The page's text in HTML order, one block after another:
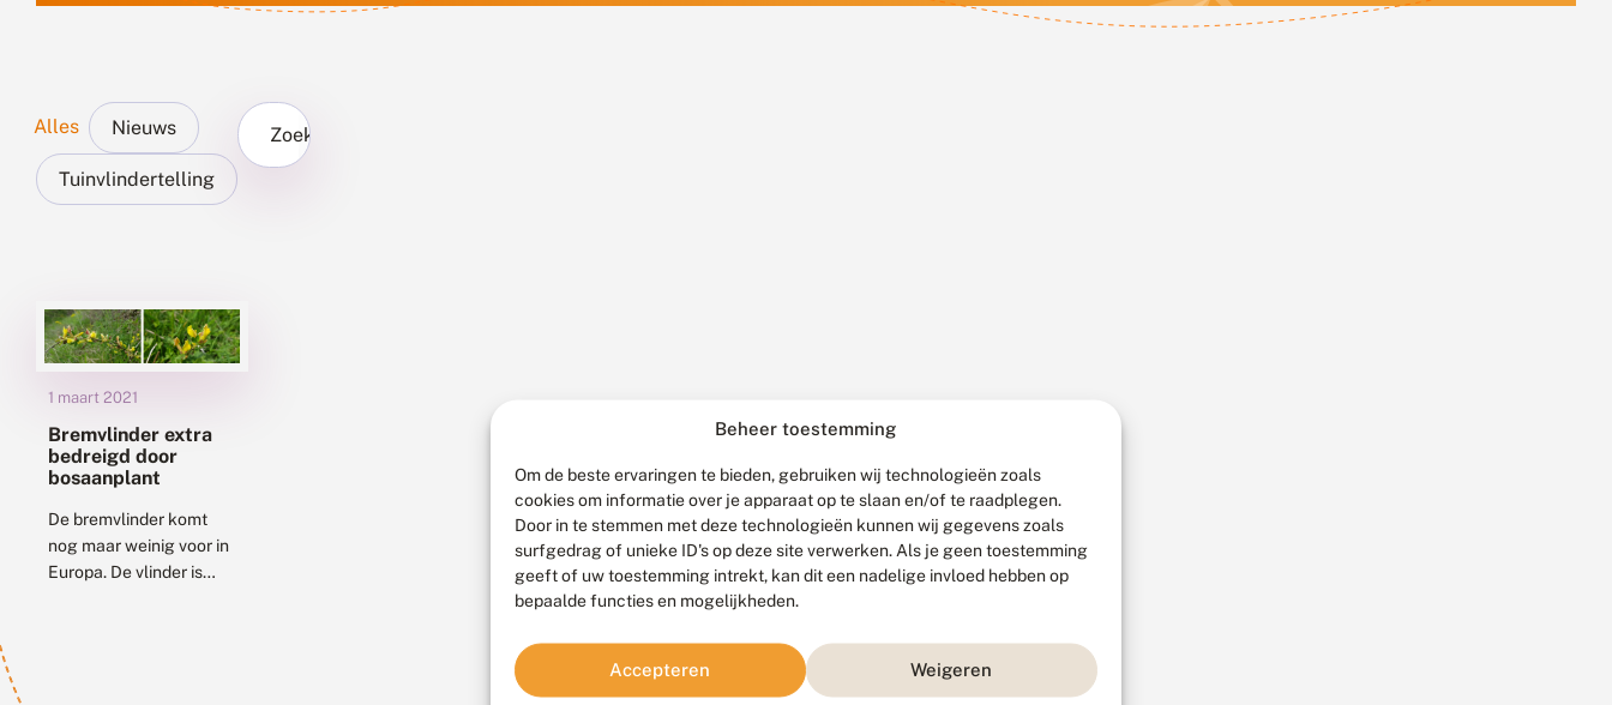
Beheer toestemming
Om de beste ervaringen te bieden, gebruiken wij technologieën zoals
cookies om informatie over je apparaat op te slaan en/of te raadplegen.
Door in te stemmen met deze technologieën kunnen wij gegevens zoals
surfgedrag of unieke ID's op deze site verwerken. Als je geen toestemming
geeft of uw toestemming intrekt, kan dit een nadelige invloed hebben op
bepaalde functies en mogelijkheden.
Accepteren Weigeren
Alles Nieuws
Tuinvlindertelling
Zoek...
1 maart 2021
Bremvlinder extra
bedreigd door
bosaanplant
De bremvlinder komt
nog maar weinig voor in
Europa. De vlinder is